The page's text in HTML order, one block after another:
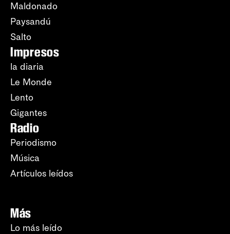
Maldonado
Paysandú
Salto
Impresos
la diaria
Le Monde
Lento
Gigantes
Radio
Periodismo
Música
Artículos leídos
Más
Lo más leído